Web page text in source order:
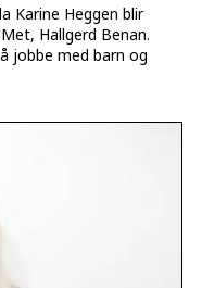
Karine Heggen blir
Hallgerd Benan.
jobbe med barn og